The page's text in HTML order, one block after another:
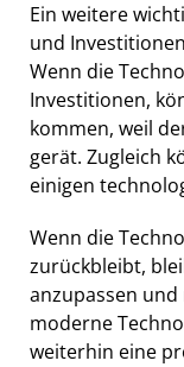
Ein weitere
und
Wenn die
Investitionen,
kommen, weil
gerät. Zugleich
einigen
Wenn die
zurückbleibt,
anzupassen
moderne
weiterhin eine